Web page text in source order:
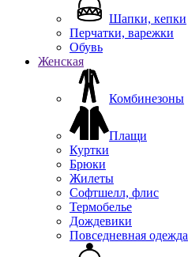
Шапки, кепки
Перчатки, варежки
Обувь
Женская
Комбинезоны
Плащи
Куртки
Брюки
Жилеты
Софтшелл, флис
Термобелье
Дождевики
Повседневная одежда